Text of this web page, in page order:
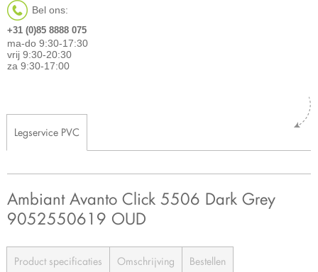
Bel ons:
+31 (0)85 8888 075
ma-do 9:30-17:30
vrij 9:30-20:30
za 9:30-17:00
Legservice PVC
Ambiant Avanto Click 5506 Dark Grey
9052550619 OUD
Product specificaties Omschrijving Bestellen